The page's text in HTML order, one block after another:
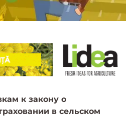
к закону о
в сельском